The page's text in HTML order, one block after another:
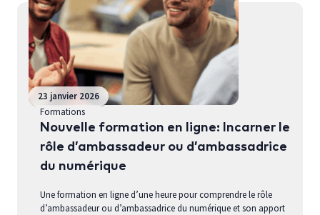
23 janvier 2026
Formations
Nouvelle formation en ligne: Incarner le
rôle d’ambassadeur ou d’ambassadrice
du numérique
Une formation en ligne d’une heure pour comprendre le rôle
d’ambassadeur ou d’ambassadrice du numérique et son apport